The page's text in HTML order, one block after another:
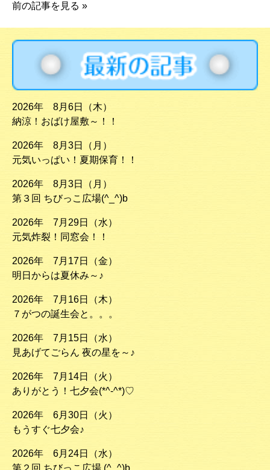
前の記事を見る »
2026年 8月6日（木）
納涼！おばけ屋敷～！！
2026年 8月3日（月）
元気いっぱい！夏期保育！！
2026年 8月3日（月）
第３回 ちびっこ広場(^_^)b
2026年 7月29日（水）
元気炸裂！同窓会！！
2026年 7月17日（金）
明日からは夏休み～♪
2026年 7月16日（木）
７がつの誕生会と。。。
2026年 7月15日（水）
見あげてごらん 夜の星を～♪
2026年 7月14日（火）
ありがとう！七夕会(*^-^*)♡
2026年 6月30日（火）
もうすぐ七夕会♪
2026年 6月24日（水）
第２回 ちびっこ広場 (^_^)b